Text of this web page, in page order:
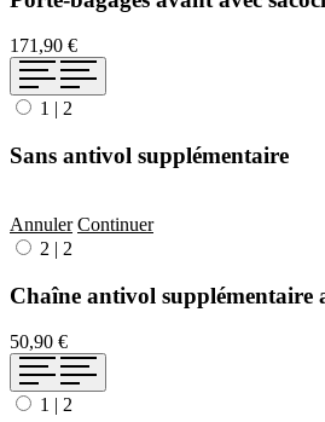
171,90 €
1 2
Sans antivol supplémentaire
Annuler Continuer
2 | 2
Chaîne antivol supplémentaire
50,90 €
1 | 2